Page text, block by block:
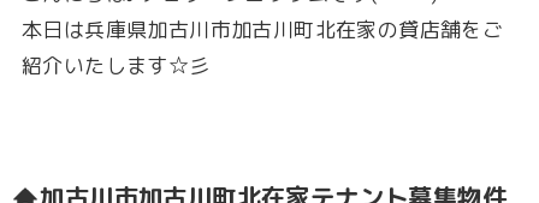
本日は兵庫県加古川市加古川町北在家の貸店舗をご
紹介いたします☆彡